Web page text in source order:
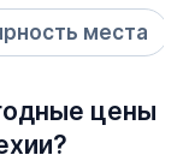
места
цены